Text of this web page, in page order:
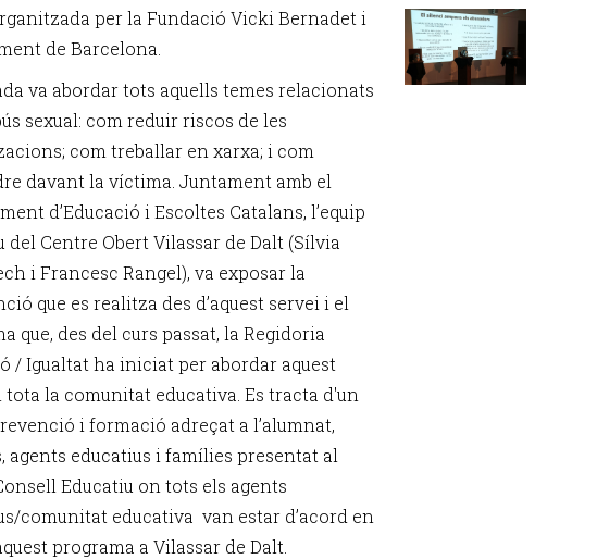
per la Fundació Vicki Bernadet i
de Barcelona.
va abordar tots aquells temes relacionats
sexual: com reduir riscos de les
com treballar en xarxa; i com
davant la víctima. Juntament amb el
d’Educació i Escoltes Catalans, l’equip
del Centre Obert Vilassar de Dalt (Sílvia
i Francesc Rangel), va exposar la
que es realitza des d’aquest servei i el
que, des del curs passat, la Regidoria
/ Igualtat ha iniciat per abordar aquest
tota la comunitat educativa. Es tracta d'un
i formació adreçat a l’alumnat,
agents educatius i famílies presentat al
Educatiu on tots els agents
comunitat educativa van estar d’acord en
programa a Vilassar de Dalt.